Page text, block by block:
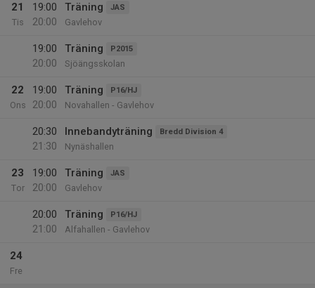
21
Tis
19:00
20:00
Träning JAS
Gavlehov
19:00
20:00
Träning P2015
Sjöängsskolan
22
Ons
19:00
20:00
Träning P16/HJ
Novahallen - Gavlehov
20:30
21:30
Innebandyträning Bredd Division 4
Nynäshallen
23
Tor
19:00
20:00
Träning JAS
Gavlehov
20:00
21:00
Träning P16/HJ
Alfahallen - Gavlehov
24
Fre